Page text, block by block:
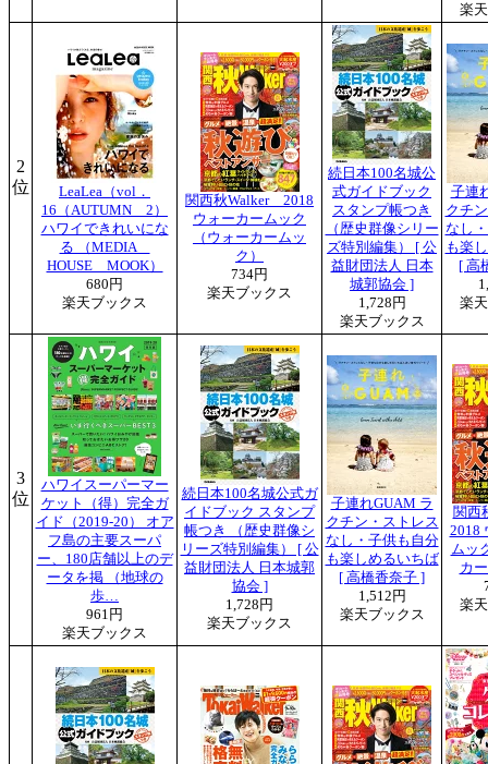
楽
2
位
LeaLea（vol．
16（AUTUMN 2）
ハワイできれいにな
る （MEDIA
HOUSE MOOK）
680円
楽天ブックス
関西秋Walker 2018
ウォーカームック
（ウォーカームッ
ク）
734円
楽天ブックス
続日本100名城公
式ガイドブック
スタンプ帳つき
（歴史群像シリー
ズ特別編集） [ 公
益財団法人 日本
城郭協会 ]
1,728円
楽天ブックス
子連
クチ
なし
も楽
[ 高
楽
3
位
ハワイスーパーマー
ケット（得）完全ガ
イド（2019-20） オア
フ島の主要スーパ
ー、180店舗以上のデ
ータを掲 （地球の
歩…
961円
楽天ブックス
続日本100名城公式ガ
イドブック スタンプ
帳つき （歴史群像シ
リーズ特別編集） [ 公
益財団法人 日本城郭
協会 ]
1,728円
楽天ブックス
子連れGUAM ラ
クチン・ストレス
なし・子供も自分
も楽しめるいちば
[ 高橋香奈子 ]
1,512円
楽天ブックス
関
2018
ムッ
カ
楽